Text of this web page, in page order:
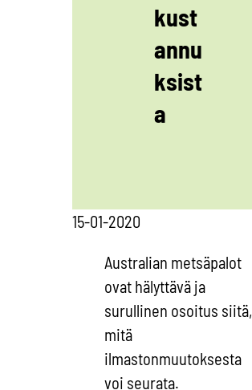
kust
annu
ksist
a
15-01-2020
Australian metsäpalot
ovat hälyttävä ja
surullinen osoitus siitä,
mitä
ilmastonmuutoksesta
voi seurata.